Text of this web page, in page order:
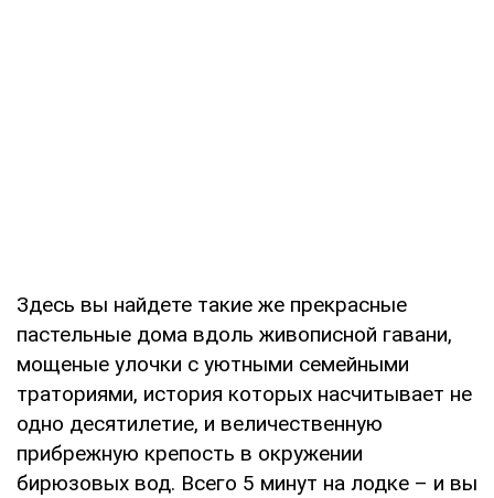
Здесь вы найдете такие же прекрасные
пастельные дома вдоль живописной гавани,
мощеные улочки с уютными семейными
траториями, история которых насчитывает не
одно десятилетие, и величественную
прибрежную крепость в окружении
бирюзовых вод. Всего 5 минут на лодке – и вы